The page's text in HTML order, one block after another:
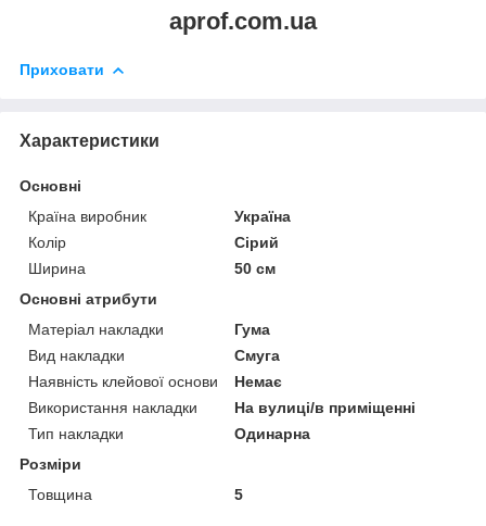
aprof.com.ua
Приховати
Характеристики
Основні
Країна виробник
Україна
Колір
Сірий
Ширина
50 см
Основні атрибути
Матеріал накладки
Гума
Вид накладки
Смуга
Наявність клейової основи
Немає
Використання накладки
На вулиці/в приміщенні
Тип накладки
Одинарна
Розміри
Товщина
5